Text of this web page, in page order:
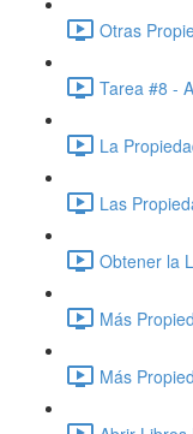
Otras
Tarea #8 -
La
Las
Obtener la
Más
Más